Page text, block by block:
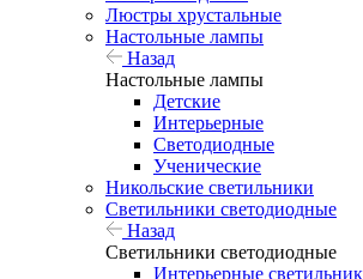
Люстры хрустальные
Настольные лампы
Назад
Настольные лампы
Детские
Интерьерные
Светодиодные
Ученические
Никольские светильники
Светильники светодиодные
Назад
Светильники светодиодные
Интерьерные